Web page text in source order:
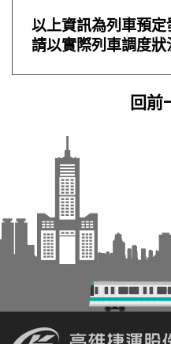
以上資訊為列車預定
請以實際列車調度狀
回前